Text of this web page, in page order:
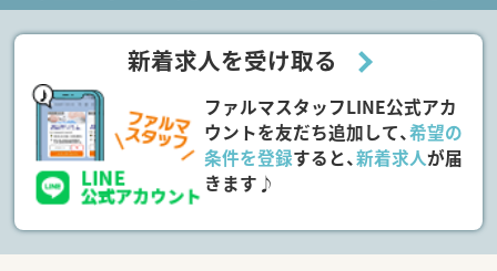
応している薬局は超レアです！
★企業の安定性を求める方！
その他にも、子どもが5歳になるまで利用可能な「育児時短勤務
安心して長く勤めて頂くためのサポートが多数ございます♪
<埼玉県展開する地元の薬局です>
埼玉県に20店舗以上展開しています。
出店を埼玉県に集中することで、地域の方々に知っていただくこ
とを目指しています。
「患者様を大切にする心」
「地域社会との関係を大切にする心」
新着求人を受け取る
ファルマスタッフLINE公式アカ
ウントを友だち追加して、希望の
条件を登録すると、新着求人が届
きます♪